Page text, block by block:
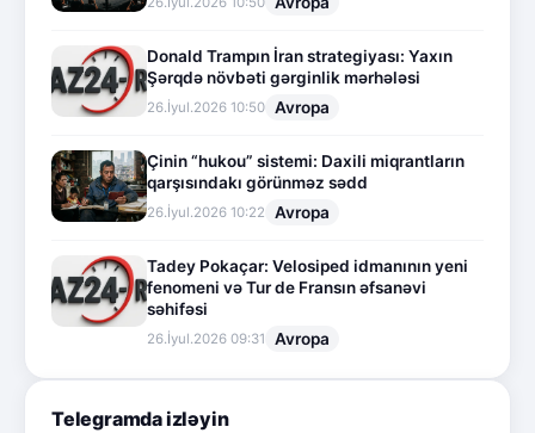
Donald Trampın İran strategiyası: Yaxın
Şərqdə növbəti gərginlik mərhələsi
26.İyul.2026 10:50 Avropa
Çinin “hukou” sistemi: Daxili miqrantların
qarşısındakı görünməz sədd
26.İyul.2026 10:22 Avropa
Tadey Pokaçar: Velosiped idmanının yeni
fenomeni və Tur de Fransın əfsanəvi
səhifəsi
26.İyul.2026 09:31 Avropa
Telegramda izləyin